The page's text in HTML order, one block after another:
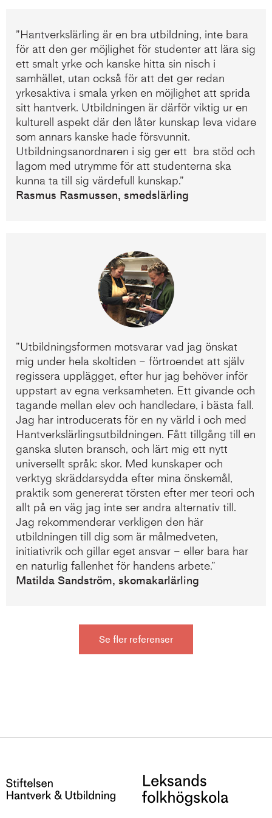
”Hantverkslärling är en bra utbildning, inte bara
för att den ger möjlighet för studenter att lära sig
ett smalt yrke och kanske hitta sin nisch i
samhället, utan också för att det ger redan
yrkesaktiva i smala yrken en möjlighet att sprida
sitt hantverk. Utbildningen är därför viktig ur en
kulturell aspekt där den låter kunskap leva vidare
som annars kanske hade försvunnit.
Utbildningsanordnaren i sig ger ett bra stöd och
lagom med utrymme för att studenterna ska
kunna ta till sig värdefull kunskap.”
Rasmus Rasmussen, smedslärling
”Utbildningsformen motsvarar vad jag önskat
mig under hela skoltiden – förtroendet att själv
regissera upplägget, efter hur jag behöver inför
uppstart av egna verksamheten. Ett givande och
tagande mellan elev och handledare, i bästa fall.
Jag har introducerats för en ny värld i och med
Hantverkslärlingsutbildningen. Fått tillgång till en
ganska sluten bransch, och lärt mig ett nytt
universellt språk: skor. Med kunskaper och
verktyg skräddarsydda efter mina önskemål,
praktik som genererat törsten efter mer teori och
allt på en väg jag inte ser andra alternativ till.
Jag rekommenderar verkligen den här
utbildningen till dig som är målmedveten,
initiativrik och gillar eget ansvar – eller bara har
en naturlig fallenhet för handens arbete.”
Matilda Sandström, skomakarlärling
Se fler referenser